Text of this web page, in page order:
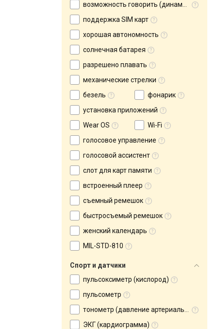
возможность говорить (динамик и микрофон)
поддержка SIM карт
хорошая автономность
солнечная батарея
разрешено плавать
механические стрелки
безель
фонарик
установка приложений
Wear OS
Wi-Fi
голосовое управление
голосовой ассистент
слот для карт памяти
встроенный плеер
съемный ремешок
быстросъемый ремешок
женский календарь
MIL-STD-810
Спорт и датчики
пульсоксиметр (кислород)
пульсометр
тонометр (давление артериальное)
ЭКГ (кардиограмма)